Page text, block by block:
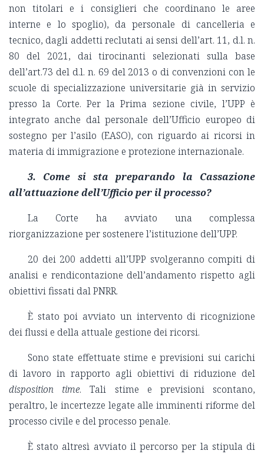
non titolari e i consiglieri che coordinano le aree
interne e lo spoglio), da personale di cancelleria e
tecnico, dagli addetti reclutati ai sensi dell’art. 11, d.l. n.
80 del 2021, dai tirocinanti selezionati sulla base
dell’art.73 del d.l. n. 69 del 2013 o di convenzioni con le
scuole di specializzazione universitarie già in servizio
presso la Corte. Per la Prima sezione civile, l’UPP è
integrato anche dal personale dell’Ufficio europeo di
sostegno per l’asilo (EASO), con riguardo ai ricorsi in
materia di immigrazione e protezione internazionale.
3. Come si sta preparando la Cassazione
all’attuazione dell’Ufficio per il processo?
La Corte ha avviato una complessa
riorganizzazione per sostenere l’istituzione dell’UPP.
20 dei 200 addetti all’UPP svolgeranno compiti di
analisi e rendicontazione dell’andamento rispetto agli
obiettivi fissati dal PNRR.
È stato poi avviato un intervento di ricognizione
dei flussi e della attuale gestione dei ricorsi.
Sono state effettuate stime e previsioni sui carichi
di lavoro in rapporto agli obiettivi di riduzione del
disposition time. Tali stime e previsioni scontano,
peraltro, le incertezze legate alle imminenti riforme del
processo civile e del processo penale.
È stato altresì avviato il percorso per la stipula di